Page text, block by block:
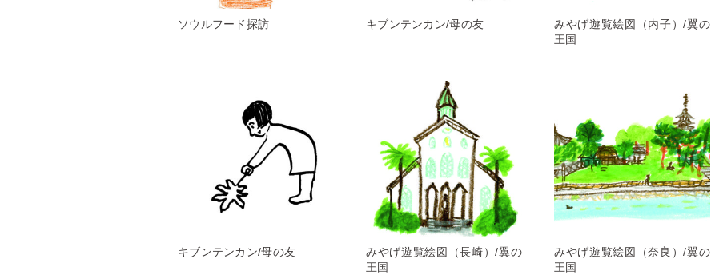
ソウルフード探訪 キブンテンカン/母の友
みやげ遊覧絵図（内子）/翼の
王国
キブンテンカン/母の友
みやげ遊覧絵図（長崎）/翼の
王国
みやげ遊覧絵図（奈良）/翼の
王国